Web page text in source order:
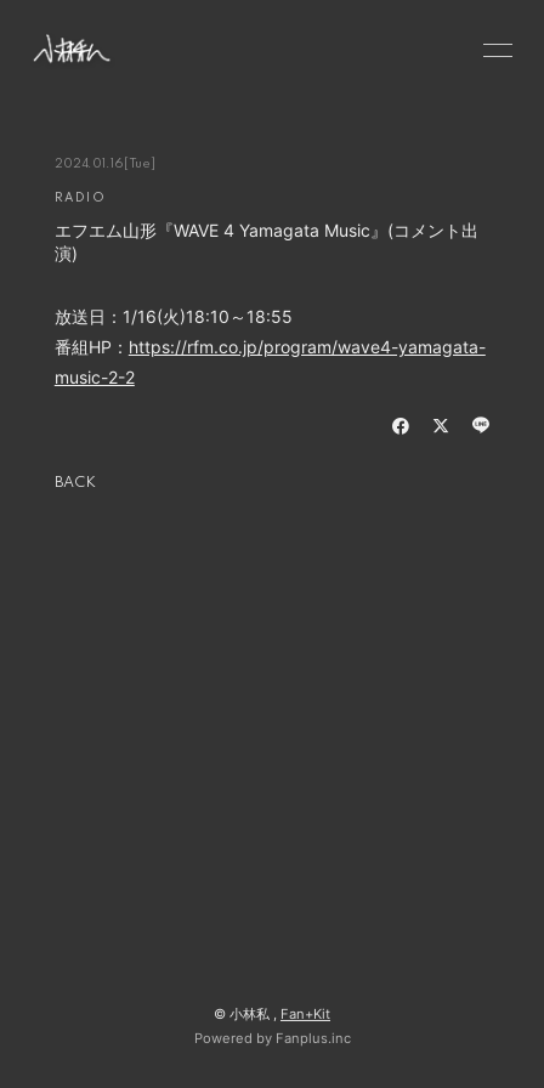
NEWS
SCHEDULE
PROFILE
DISCOGRAPHY
CONTACT
2024.01.16 [Tue]
RADIO
エフエム山形『WAVE 4 Yamagata Music』(コメント出
演)
放送日：1/16(火)18:10～18:55
番組HP： https://rfm.co.jp/program/wave4-yamagata-
music-2-2
BACK
© 小林私 , Fan+Kit
Powered by Fanplus.inc